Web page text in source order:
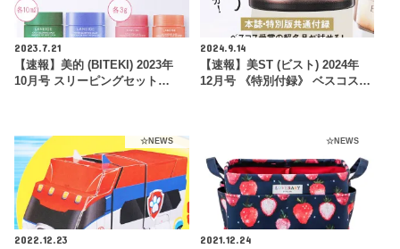
2023.7.21
【速報】美的 (BITEKI) 2023年
10月号 スリーピングセット…
2024.9.14
【速報】美ST (ビスト) 2024年
12月号 《特別付録》 ベスコス…
☆NEWS
2022.12.23
☆NEWS
2021.12.24